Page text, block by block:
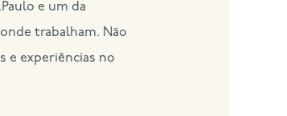
e um da
trabalham. Não
e experiências no